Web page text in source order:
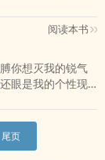
说：“我必将把整
调整成刀锋女
发现自己比小龙
出生。
。
得和以前大不相
阅读本书
你想灭我的锐气
眼是我的个性现
个修仙世界，炼
花，逗灵宠，训
大道
尾页